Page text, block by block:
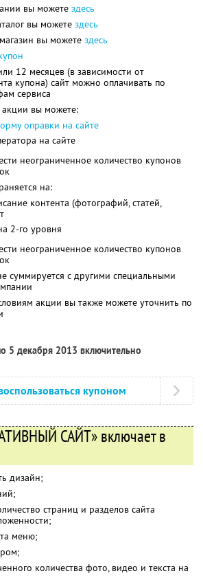
вы можете здесь
вы можете здесь
вы можете здесь
12 месяцев (в зависимости от
купона) сайт можно оплачивать по
сервиса
вы можете:
оправки на сайте
на сайте
неограниченное количество купонов
на:
контента (фотографий, статей,
2-го уровня
неограниченное количество купонов
суммируется с другими специальными
акции вы также можете уточнить по
5 декабря 2013 включительно
купоном
САЙТ» включает в
дизайн;
страниц и разделов сайта
меню;
количества фото, видео и текста на